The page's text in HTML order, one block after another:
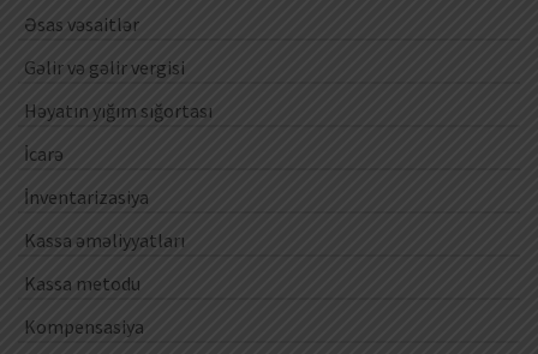
Əsas vəsaitlər
Gəlir və gəlir vergisi
Həyatın yığım sığortası
İcarə
İnventarizasiya
Kassa əməliyyatları
Kassa metodu
Kompensasiya